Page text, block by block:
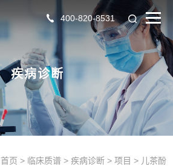
400-820-8531
YYPG
疾病诊断
首页 > 临床质谱> 疾病诊断> 项目 > 儿茶酚